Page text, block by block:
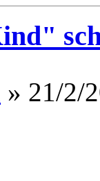
» 21/2/